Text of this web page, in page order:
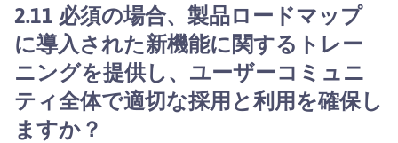
2.11 必須の場合、製品ロードマップ
に導入された新機能に関するトレー
ニングを提供し、ユーザーコミュニ
ティ全体で適切な採用と利用を確保し
ますか？